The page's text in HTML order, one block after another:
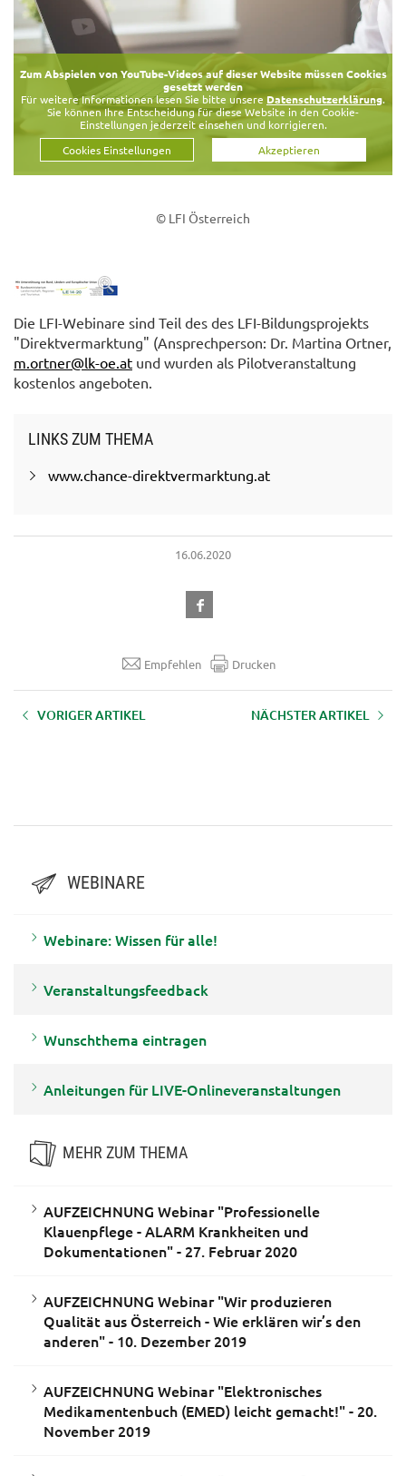
Zum Abspielen von YouTube-Videos auf dieser Website müssen Cookies
gesetzt werden
Für weitere Informationen lesen Sie bitte unsereDatenschutzerklärung.
Sie können Ihre Entscheidung für diese Website in den Cookie-
Einstellungen jederzeit einsehen und korrigieren.
Akzeptieren
Cookies Einstellungen
© LFI Österreich
Die LFI-Webinare sind Teil des des LFI-Bildungsprojekts
"Direktvermarktung" (Ansprechperson: Dr. Martina Ortner,
m.ortner@lk-oe.at und wurden als Pilotveranstaltung
kostenlos angeboten.
LINKS ZUM THEMA
www.chance-direktvermarktung.at
16.06.2020
Empfehlen Drucken
VORIGER ARTIKEL NÄCHSTER ARTIKEL
WEBINARE
Webinare: Wissen für alle!
Veranstaltungsfeedback
Wunschthema eintragen
Anleitungen für LIVE-Onlineveranstaltungen
MEHR ZUM THEMA
AUFZEICHNUNG Webinar "Professionelle
Klauenpflege - ALARM Krankheiten und
Dokumentationen" - 27. Februar 2020
AUFZEICHNUNG Webinar "Wir produzieren
Qualität aus Österreich - Wie erklären wir’s den
anderen" - 10. Dezember 2019
AUFZEICHNUNG Webinar "Elektronisches
Medikamentenbuch (EMED) leicht gemacht!" - 20.
November 2019